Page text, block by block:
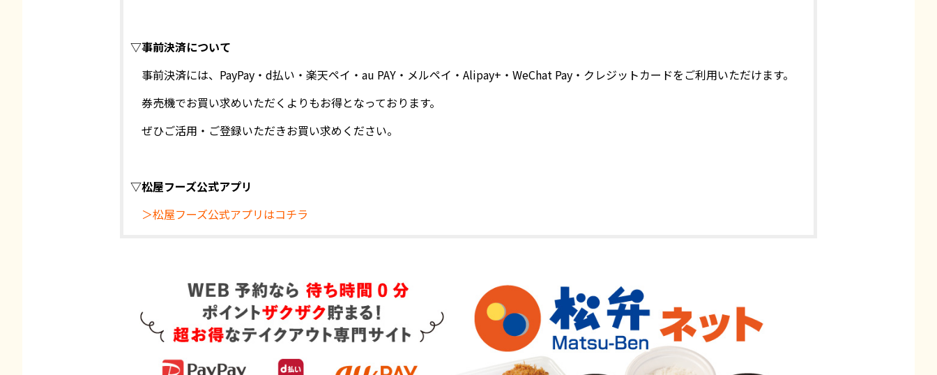
▽事前決済について
事前決済には、PayPay・d払い・楽天ペイ・au PAY・メルペイ・Alipay+・WeChat Pay・クレジットカードをご利用いただけます。
券売機でお買い求めいただくよりもお得となっております。
ぜひご活用・ご登録いただきお買い求めください。
▽松屋フーズ公式アプリ
＞松屋フーズ公式アプリはコチラ